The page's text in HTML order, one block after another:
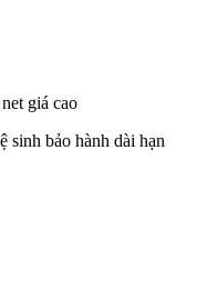
giá cao
sinh bảo hành dài hạn